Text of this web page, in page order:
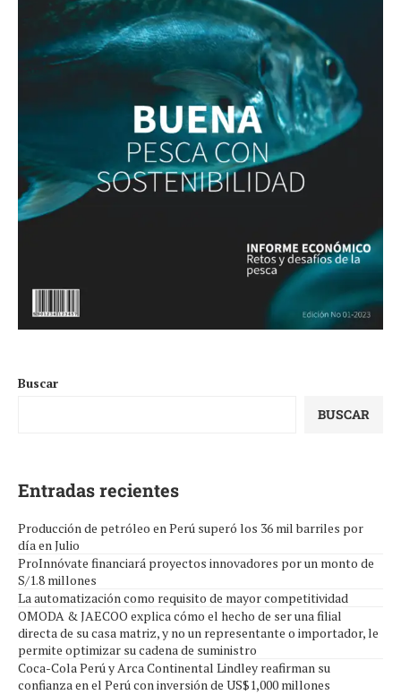
Buscar
BUSCAR
Entradas recientes
Producción de petróleo en Perú superó los 36 mil barriles por
día en Julio
ProInnóvate financiará proyectos innovadores por un monto de
S/1.8 millones
La automatización como requisito de mayor competitividad
OMODA & JAECOO explica cómo el hecho de ser una filial
directa de su casa matriz, y no un representante o importador, le
permite optimizar su cadena de suministro
Coca-Cola Perú y Arca Continental Lindley reafirman su
confianza en el Perú con inversión de US$1,000 millones